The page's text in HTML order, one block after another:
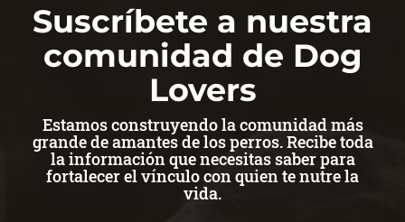
Suscríbete a nuestra
comunidad de Dog
Lovers
Estamos construyendo la comunidad más
grande de amantes de los perros. Recibe toda
la información que necesitas saber para
fortalecer el vínculo con quien te nutre la
vida.